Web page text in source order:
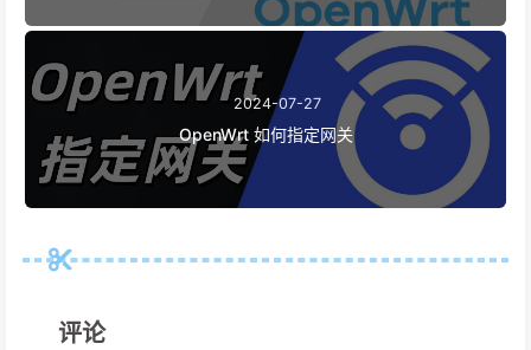
2024-07-27
OpenWrt 如何指定网关
评论